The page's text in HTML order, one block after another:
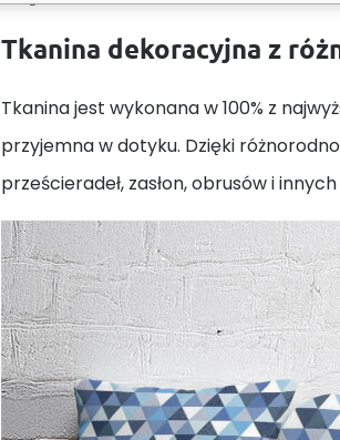
Tkanina dekoracyjna z
Tkanina jest wykonana w 100% z
przyjemna w dotyku. Dzięki
prześcieradeł, zasłon, obrusów i